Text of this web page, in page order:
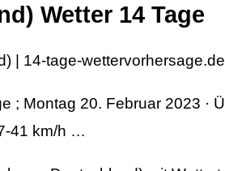
Wetter 14 Tage
| 14-tage-wettervorhersage.de
; Montag 20. Februar 2023 ·
41 km/h …